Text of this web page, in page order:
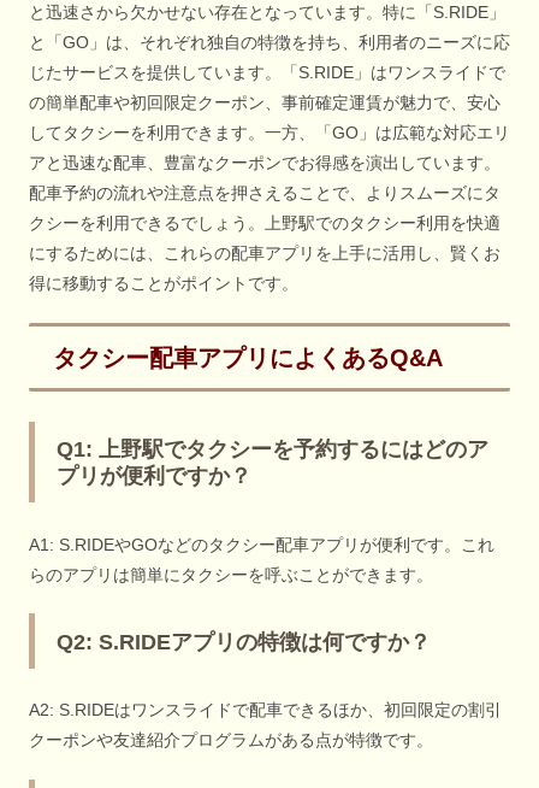
と迅速さから欠かせない存在となっています。特に「S.RIDE」
と「GO」は、それぞれ独自の特徴を持ち、利用者のニーズに応
じたサービスを提供しています。「S.RIDE」はワンスライドで
の簡単配車や初回限定クーポン、事前確定運賃が魅力で、安心
してタクシーを利用できます。一方、「GO」は広範な対応エリ
アと迅速な配車、豊富なクーポンでお得感を演出しています。
配車予約の流れや注意点を押さえることで、よりスムーズにタ
クシーを利用できるでしょう。上野駅でのタクシー利用を快適
にするためには、これらの配車アプリを上手に活用し、賢くお
得に移動することがポイントです。
タクシー配車アプリによくあるQ&A
Q1: 上野駅でタクシーを予約するにはどのア
プリが便利ですか？
A1: S.RIDEやGOなどのタクシー配車アプリが便利です。これ
らのアプリは簡単にタクシーを呼ぶことができます。
Q2: S.RIDEアプリの特徴は何ですか？
A2: S.RIDEはワンスライドで配車できるほか、初回限定の割引
クーポンや友達紹介プログラムがある点が特徴です。